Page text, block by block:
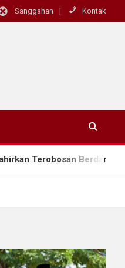
Sanggahan Kontak
Berdampak Nyata,